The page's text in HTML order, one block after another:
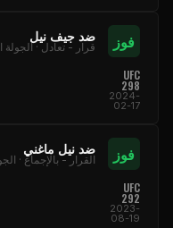
فوز ضد جيف نيل
قرار - تعادل · الجولة
UFC
298
2024-
02-17
فوز ضد نيل ماغني
القرار - بالإجماع · الجولة
UFC
292
2023-
08-19